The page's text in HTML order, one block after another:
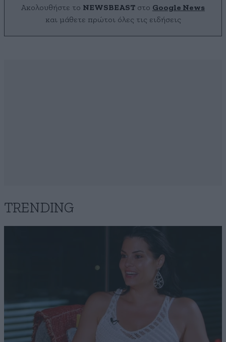
Ακολουθήστε το NEWSBEAST στο Google News
και μάθετε πρώτοι όλες τις ειδήσεις
TRENDING